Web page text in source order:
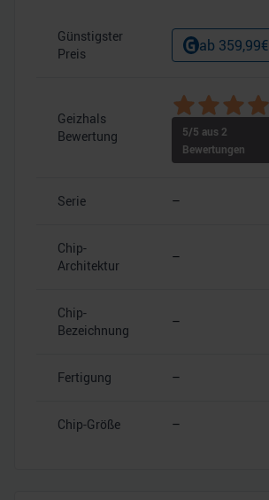
Günstigster
Preis
ab 359,99€
Geizhals
Bewertung
5/5 aus 2
Bewertungen
Serie –
Chip-
Architektur
–
Chip-
Bezeichnung
–
Fertigung –
Chip-Größe –